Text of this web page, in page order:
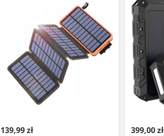
139,99 zł 399,00 zł